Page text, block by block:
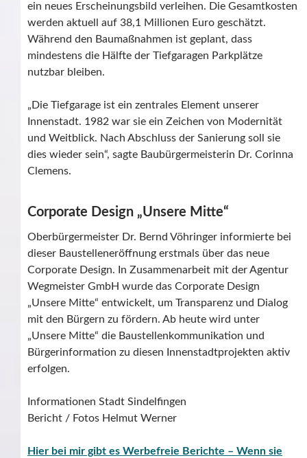
ein neues Erscheinungsbild verleihen. Die Gesamtkosten
werden aktuell auf 38,1 Millionen Euro geschätzt.
Während den Baumaßnahmen ist geplant, dass
mindestens die Hälfte der Tiefgaragen Parkplätze
nutzbar bleiben.
„Die Tiefgarage ist ein zentrales Element unserer
Innenstadt. 1982 war sie ein Zeichen von Modernität
und Weitblick. Nach Abschluss der Sanierung soll sie
dies wieder sein“, sagte Baubürgermeisterin Dr. Corinna
Clemens.
Corporate Design „Unsere Mitte“
Oberbürgermeister Dr. Bernd Vöhringer informierte bei
dieser Baustelleneröffnung erstmals über das neue
Corporate Design. In Zusammenarbeit mit der Agentur
Wegmeister GmbH wurde das Corporate Design
„Unsere Mitte“ entwickelt, um Transparenz und Dialog
mit den Bürgern zu fördern. Ab heute wird unter
„Unsere Mitte“ die Baustellenkommunikation und
Bürgerinformation zu diesen Innenstadtprojekten aktiv
erfolgen.
Informationen Stadt Sindelfingen
Bericht / Fotos Helmut Werner
Hier bei mir gibt es Werbefreie Berichte – Wenn sie